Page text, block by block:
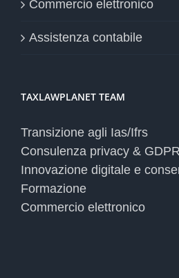
Commercio elettronico
Assistenza contabile
TAXLAWPLANET TEAM
Transizione agli Ias/Ifrs
Consulenza privacy & GDPR
Innovazione digitale e
Formazione
Commercio elettronico